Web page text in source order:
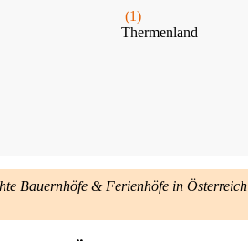
(1)
Thermenland
Bauernhöfe & Ferienhöfe in Österreich